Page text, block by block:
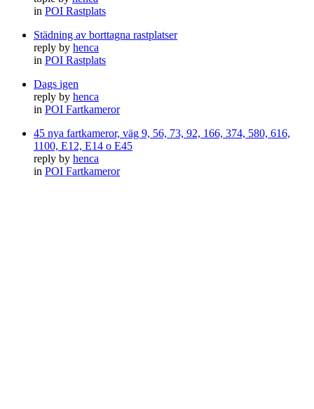
in POI Rastplats
Städning av borttagna rastplatser
reply by henca
in POI Rastplats
Dags igen
reply by henca
in POI Fartkameror
45 nya fartkameror, väg 9, 56, 73, 92, 166, 374, 580, 616,
1100, E12, E14 o E45
reply by henca
in POI Fartkameror